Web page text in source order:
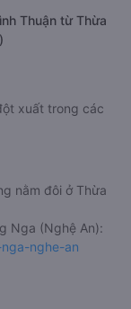
Thuận từ Thừa
xuất trong các
nằm đôi ở Thừa
Nga (Nghệ An):
nghe-an